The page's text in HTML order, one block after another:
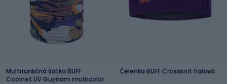
Multifunkčná šatka BUFF
Coolnet UV Guynam multicolor
Čelenka BUFF Crossknit fialová